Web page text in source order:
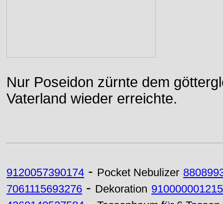
Nur Poseidon zürnte dem
Vaterland wieder erreichte.
9120057390174 - Pocket Nebulizer
7061115693276 - Dekoration